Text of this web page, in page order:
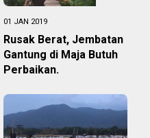
01 JAN 2019
Rusak Berat, Jembatan
Gantung di Maja Butuh
Perbaikan.